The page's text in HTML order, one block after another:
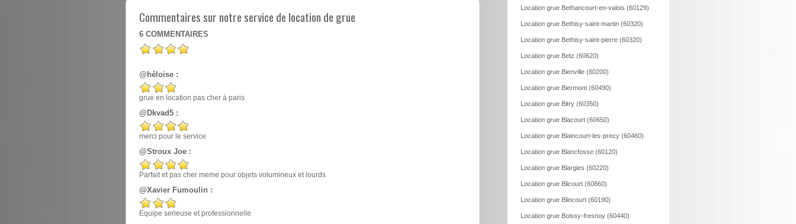
Commentaires sur notre service de location de grue
6 COMMENTAIRES
@héloise :
grue en location pas cher à paris
@Dkvad5 :
merci pour le service
@Stroux Joe :
Parfait et pas cher meme pour objets volumineux et lourds
@Xavier Fumoulin :
Equipe serieuse et professionnelle
Location grue Bethancourt-en-valois (60129)
Location grue Bethisy-saint-martin (60320)
Location grue Bethisy-saint-pierre (60320)
Location grue Betz (60620)
Location grue Bienville (60200)
Location grue Biermont (60490)
Location grue Bitry (60350)
Location grue Blacourt (60650)
Location grue Blaincourt-les-precy (60460)
Location grue Blancfosse (60120)
Location grue Blargies (60220)
Location grue Blicourt (60860)
Location grue Blincourt (60190)
Location grue Boissy-fresnoy (60440)